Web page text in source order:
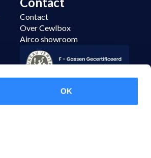
OK
Contact
Over Cewlbox
Airco showroom